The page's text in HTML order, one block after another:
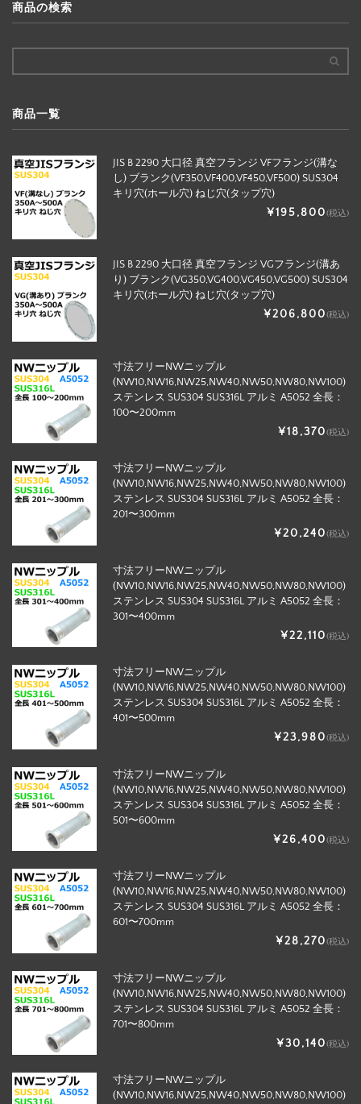
商品の検索
商品一覧
JIS B 2290 大口径 真空フランジ VFフランジ(溝な
し) ブランク(VF350,VF400,VF450,VF500) SUS304
キリ穴(ホール穴) ねじ穴(タップ穴)
¥195,800(税込)
JIS B 2290 大口径 真空フランジ VGフランジ(溝あ
り) ブランク(VG350,VG400,VG450,VG500) SUS304
キリ穴(ホール穴) ねじ穴(タップ穴)
¥206,800(税込)
寸法フリーNWニップル
(NW10,NW16,NW25,NW40,NW50,NW80,NW100)
ステンレス SUS304 SUS316L アルミ A5052 全長：
100〜200mm
¥18,370(税込)
寸法フリーNWニップル
(NW10,NW16,NW25,NW40,NW50,NW80,NW100)
ステンレス SUS304 SUS316L アルミ A5052 全長：
201〜300mm
¥20,240(税込)
寸法フリーNWニップル
(NW10,NW16,NW25,NW40,NW50,NW80,NW100)
ステンレス SUS304 SUS316L アルミ A5052 全長：
301〜400mm
¥22,110(税込)
寸法フリーNWニップル
(NW10,NW16,NW25,NW40,NW50,NW80,NW100)
ステンレス SUS304 SUS316L アルミ A5052 全長：
401〜500mm
¥23,980(税込)
寸法フリーNWニップル
(NW10,NW16,NW25,NW40,NW50,NW80,NW100)
ステンレス SUS304 SUS316L アルミ A5052 全長：
501〜600mm
¥26,400(税込)
寸法フリーNWニップル
(NW10,NW16,NW25,NW40,NW50,NW80,NW100)
ステンレス SUS304 SUS316L アルミ A5052 全長：
601〜700mm
¥28,270(税込)
寸法フリーNWニップル
(NW10,NW16,NW25,NW40,NW50,NW80,NW100)
ステンレス SUS304 SUS316L アルミ A5052 全長：
701〜800mm
¥30,140(税込)
寸法フリーNWニップル
(NW10,NW16,NW25,NW40,NW50,NW80,NW100)